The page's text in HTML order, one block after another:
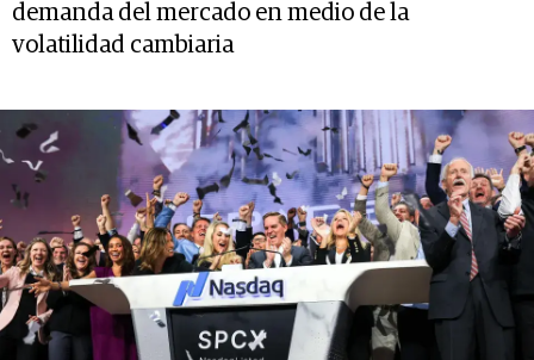
demanda del mercado en medio de la
volatilidad cambiaria